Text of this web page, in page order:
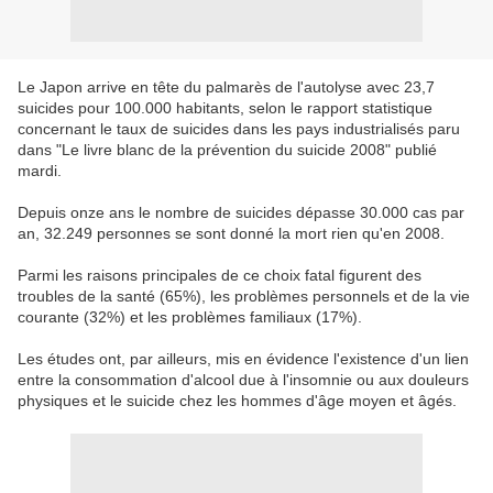
Le Japon arrive en tête du palmarès de l'autolyse avec 23,7
suicides pour 100.000 habitants, selon le rapport statistique
concernant le taux de suicides dans les pays industrialisés paru
dans "Le livre blanc de la prévention du suicide 2008" publié
mardi.
Depuis onze ans le nombre de suicides dépasse 30.000 cas par
an, 32.249 personnes se sont donné la mort rien qu'en 2008.
Parmi les raisons principales de ce choix fatal figurent des
troubles de la santé (65%), les problèmes personnels et de la vie
courante (32%) et les problèmes familiaux (17%).
Les études ont, par ailleurs, mis en évidence l'existence d'un lien
entre la consommation d'alcool due à l'insomnie ou aux douleurs
physiques et le suicide chez les hommes d'âge moyen et âgés.